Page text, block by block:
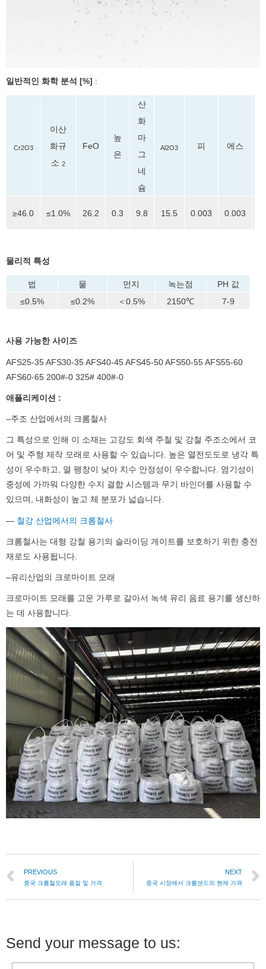
일반적인 화학 분석 [%] :
Cr2O3
이산
화규
소 2
FeO
높
은
산
화
마
그
네
슘
Al2O3 피 에스
≥46.0 ≤1.0% 26.2 0.3 9.8 15.5 0.003 0.003
물리적 특성
법 물 먼지 녹는점
PH 값
≤0.5%
≤0.2% ＜0.5% 2150℃ 7-9
사용 가능한 사이즈
AFS25-35 AFS30-35 AFS40-45 AFS45-50 AFS50-55 AFS55-60
AFS60-65 200#-0 325# 400#-0
애플리케이션 :
–주조 산업에서의 크롬철사
그 특성으로 인해 이 소재는 고강도 회색 주철 및 강철 주조소에서 코
어 및 주형 제작 모래로 사용할 수 있습니다. 높은 열전도도로 냉각 특
성이 우수하고, 열 팽창이 낮아 치수 안정성이 우수합니다. 염기성이
중성에 가까워 다양한 수지 결합 시스템과 무기 바인더를 사용할 수
있으며, 내화성이 높고 체 분포가 넓습니다.
— 철강 산업에서의 크롬철사
크롬철사는 대형 강철 용기의 슬라이딩 게이트를 보호하기 위한 충전
재로도 사용됩니다.
–유리산업의 크로마이트 모래
크로마이트 모래를 고운 가루로 갈아서 녹색 유리 음료 용기를 생산하
는 데 사용합니다.
PREVIOUS
중국 크롬철모래 품질 및 가격
NEXT
중국 시장에서 크롬샌드의 현재 가격
Send your message to us: